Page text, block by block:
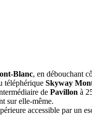
Blanc, en débouchant
téléphérique Skyway
de Pavillon à
sur elle-même.
accessible par un